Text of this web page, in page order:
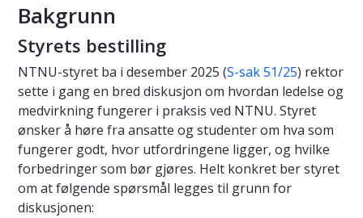
Bakgrunn
Styrets bestilling
NTNU-styret ba i desember 2025 (S-sak 51/25) rektor
sette i gang en bred diskusjon om hvordan ledelse og
medvirkning fungerer i praksis ved NTNU. Styret
ønsker å høre fra ansatte og studenter om hva som
fungerer godt, hvor utfordringene ligger, og hvilke
forbedringer som bør gjøres. Helt konkret ber styret
om at følgende spørsmål legges til grunn for
diskusjonen: